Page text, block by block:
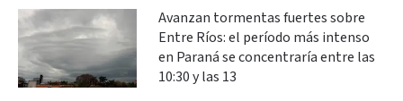
Avanzan tormentas fuertes sobre
Entre Ríos: el período más intenso
en Paraná se concentraría entre las
10:30 y las 13